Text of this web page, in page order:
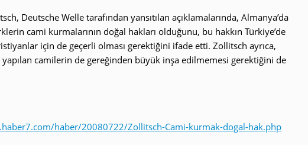
Deutsche Welle tarafından yansıtılan açıklamalarında, Almanya’da
cami kurmalarının doğal hakları olduğunu, bu hakkın Türkiye’de
için de geçerli olması gerektiğini ifade etti. Zollitsch ayrıca,
yapılan camilerin de gereğinden büyük inşa edilmemesi gerektiğini de
haber/20080722/Zollitsch-Cami-kurmak-dogal-hak.php